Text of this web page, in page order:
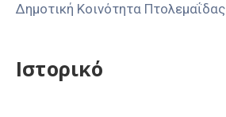
Δημοτική Κοινότητα Πτολεμαΐδας
Ιστορικό